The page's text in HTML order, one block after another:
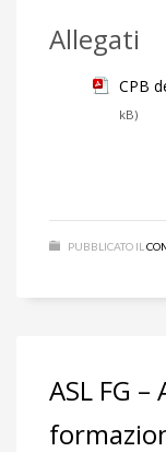
Allegati
CPB
kB)
PUBBLICATO IL
ASL FG